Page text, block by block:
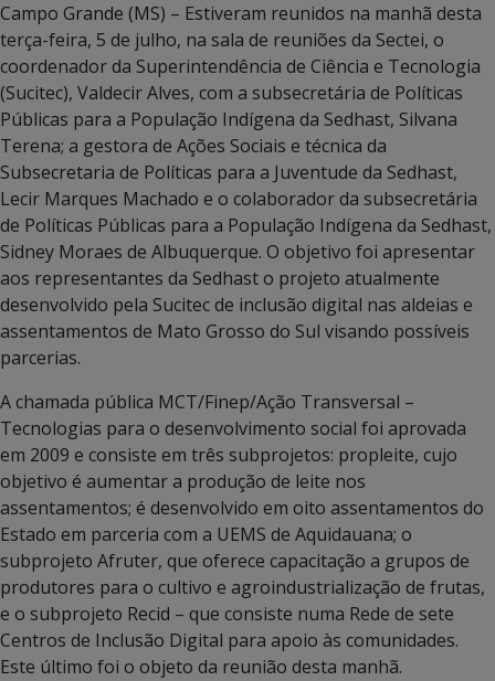
Campo Grande (MS) – Estiveram reunidos na manhã desta
terça-feira, 5 de julho, na sala de reuniões da Sectei, o
coordenador da Superintendência de Ciência e Tecnologia
(Sucitec), Valdecir Alves, com a subsecretária de Políticas
Públicas para a População Indígena da Sedhast, Silvana
Terena; a gestora de Ações Sociais e técnica da
Subsecretaria de Políticas para a Juventude da Sedhast,
Lecir Marques Machado e o colaborador da subsecretária
de Políticas Públicas para a População Indígena da Sedhast,
Sidney Moraes de Albuquerque. O objetivo foi apresentar
aos representantes da Sedhast o projeto atualmente
desenvolvido pela Sucitec de inclusão digital nas aldeias e
assentamentos de Mato Grosso do Sul visando possíveis
parcerias.
A chamada pública MCT/Finep/Ação Transversal –
Tecnologias para o desenvolvimento social foi aprovada
em 2009 e consiste em três subprojetos: propleite, cujo
objetivo é aumentar a produção de leite nos
assentamentos; é desenvolvido em oito assentamentos do
Estado em parceria com a UEMS de Aquidauana; o
subprojeto Afruter, que oferece capacitação a grupos de
produtores para o cultivo e agroindustrialização de frutas,
e o subprojeto Recid – que consiste numa Rede de sete
Centros de Inclusão Digital para apoio às comunidades.
Este último foi o objeto da reunião desta manhã.